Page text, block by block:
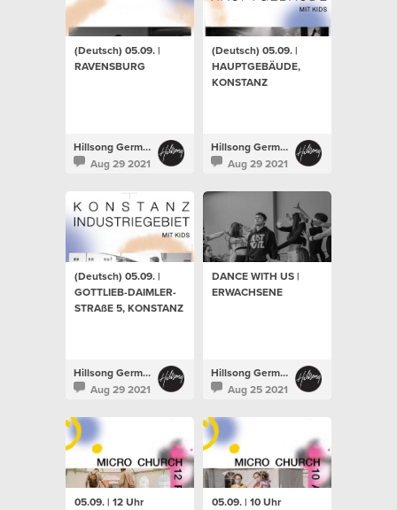
(Deutsch) 05.09. |
RAVENSBURG
Hillsong Germany
Aug 29 2021
(Deutsch) 05.09. |
HAUPTGEBÄUDE,
KONSTANZ
Hillsong Germany
Aug 29 2021
(Deutsch) 05.09. |
GOTTLIEB-DAIMLER-
STRAßE 5, KONSTANZ
Hillsong Germany
Aug 29 2021
DANCE WITH US |
ERWACHSENE
Hillsong Germany
Aug 25 2021
05.09. | 12 Uhr 05.09. | 10 Uhr